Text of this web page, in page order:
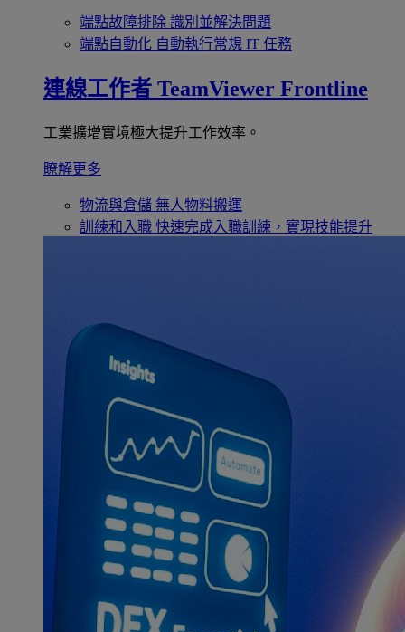
端點故障排除 識別並解決問題
端點自動化 自動執行常規 IT 任務
連線工作者 TeamViewer Frontline
工業擴增實境極大提升工作效率。
瞭解更多
物流與倉儲 無人物料搬運
訓練和入職 快速完成入職訓練，實現技能提升